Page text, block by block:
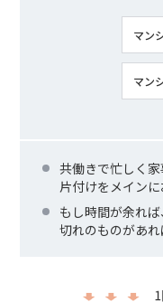
マン
マン
共働きで忙しく
片付けをメインに
もし時間が余れ
切れのものがあれ